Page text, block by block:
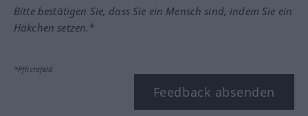
Bitte bestätigen Sie, dass Sie ein Mensch sind, indem Sie ein
Häkchen setzen.*
*Pflichtfeld
Feedback absenden